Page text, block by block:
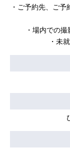
・ご予約先、ご
・場内での
・未